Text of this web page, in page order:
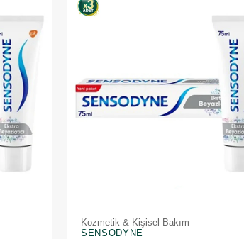
Kozmetik & Kişisel Bakım
SENSODYNE